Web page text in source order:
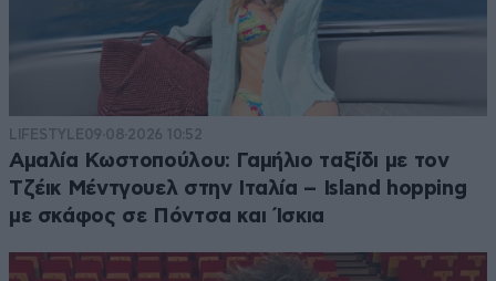
LIFESTYLE09·08·2026 10:52
Αμαλία Κωστοπούλου: Γαμήλιο ταξίδι με τον
Τζέικ Μέντγουελ στην Ιταλία – Island hopping
με σκάφος σε Πόντσα και Ίσκια